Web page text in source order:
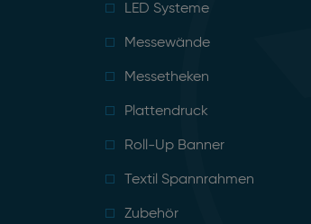
LED Systeme
Messewände
Messetheken
Plattendruck
Roll-Up Banner
Textil Spannrahmen
Zubehör